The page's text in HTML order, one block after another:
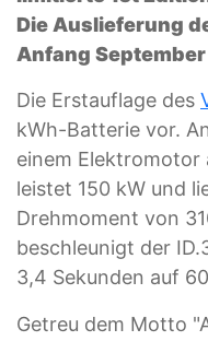
Die Auslieferung
Anfang
Die Erstauflage des
kWh-Batterie vor.
einem Elektromotor
leistet 150 kW und
Drehmoment von
beschleunigt der
3,4 Sekunden auf
Getreu dem Motto